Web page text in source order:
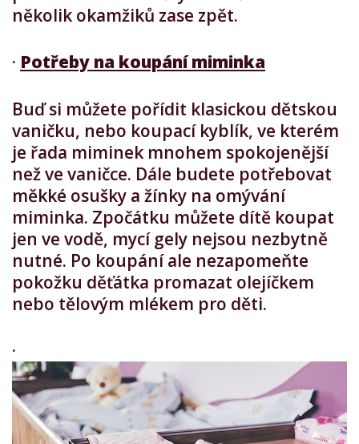
několik okamžiků zase zpět.
· Potřeby na koupání miminka
Buď si můžete pořídit klasickou dětskou
vaničku, nebo koupací kyblík, ve kterém
je řada miminek mnohem spokojenější
než ve vaničce. Dále budete potřebovat
měkké osušky a žínky na omývání
miminka. Zpočátku můžete dítě koupat
jen ve vodě, mycí gely nejsou nezbytně
nutné. Po koupání ale nezapomeňte
pokožku děťátka promazat olejíčkem
nebo tělovým mlékem pro děti.
·